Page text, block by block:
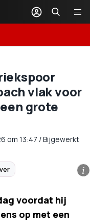
vlak voor
grote
om 13:47 /Bijgewerkt
i
voordat hij
op met een